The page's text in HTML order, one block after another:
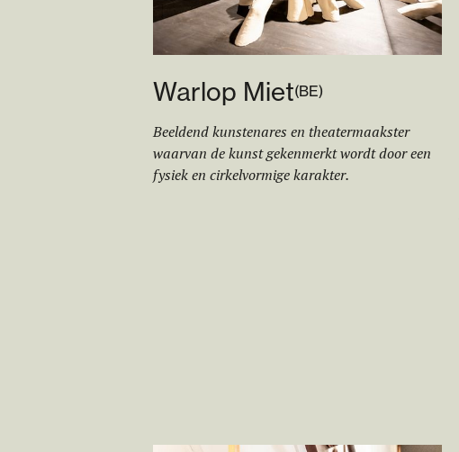
Warlop Miet(BE)
Beeldend kunstenares en theatermaakster
waarvan de kunst gekenmerkt wordt door een
fysiek en cirkelvormige karakter.